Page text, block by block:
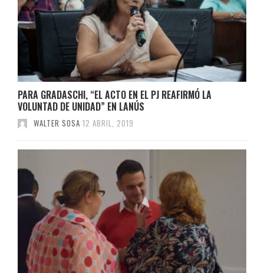
PARA GRADASCHI, “EL ACTO EN EL PJ REAFIRMÓ LA
VOLUNTAD DE UNIDAD” EN LANÚS
WALTER SOSA 12 ABRIL, 2019